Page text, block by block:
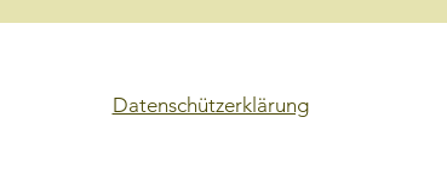
Datenschützerklärung